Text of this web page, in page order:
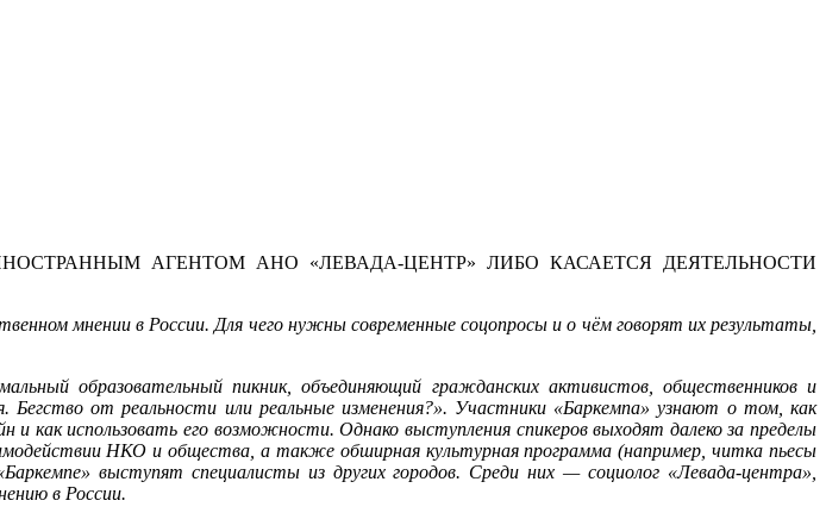
АГЕНТОМ АНО «ЛЕВАДА-ЦЕНТР» ЛИБО КАСАЕТСЯ ДЕЯТЕЛЬНОСТИ
мнении в России. Для чего нужны современные соцопросы и о чём говорят их результаты,
образовательный пикник, объединяющий гражданских активистов, общественников и
от реальности или реальные изменения?». Участники «Баркемпа» узнают о том, как
как использовать его возможности. Однако выступления спикеров выходят далеко за пределы
НКО и общества, а также обширная культурная программа (например, читка пьесы
выступят специалисты из других городов. Среди них — социолог «Левада-центра»,
в России.